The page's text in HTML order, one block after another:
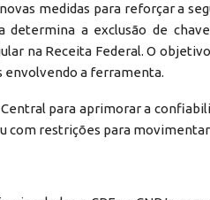
medidas para reforçar a
a exclusão de
na Receita Federal. O
envolvendo a ferramenta.
para aprimorar a
com restrições para